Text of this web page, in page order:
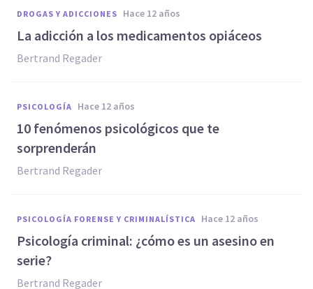
DROGAS Y ADICCIONES hace 12 años
La adicción a los medicamentos opiáceos
Bertrand Regader
PSICOLOGÍA hace 12 años
10 fenómenos psicológicos que te
sorprenderán
Bertrand Regader
PSICOLOGÍA FORENSE Y CRIMINALÍSTICA hace 12 años
Psicología criminal: ¿cómo es un asesino en
serie?
Bertrand Regader